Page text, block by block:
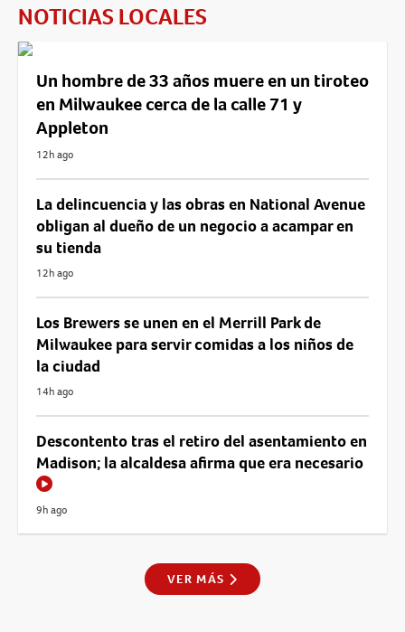
NOTICIAS LOCALES
Un hombre de 33 años muere en un tiroteo
en Milwaukee cerca de la calle 71 y
Appleton
12h ago
La delincuencia y las obras en National Avenue
obligan al dueño de un negocio a acampar en
su tienda
12h ago
Los Brewers se unen en el Merrill Park de
Milwaukee para servir comidas a los niños de
la ciudad
14h ago
Descontento tras el retiro del asentamiento en
Madison; la alcaldesa afirma que era necesario
9h ago
VER MÁS